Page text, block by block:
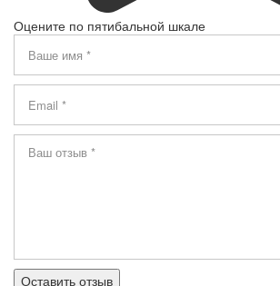
Оцените по пятибальной шкале